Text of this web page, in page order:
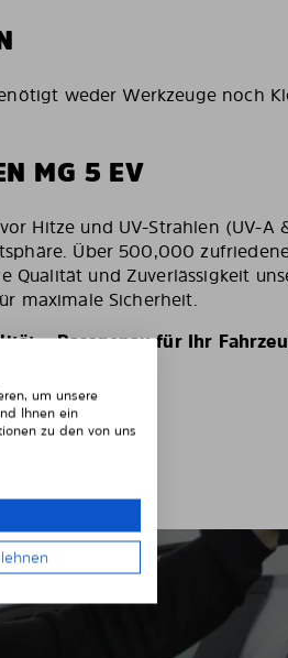
weder Werkzeuge noch
MG 5 EV
Hitze und UV-Strahlen (UV-A
Über 500,000
Qualität und Zuverlässigkeit
maximale Sicherheit.
– Passgenau für Ihr
um unsere
Ihnen ein
zu den von uns